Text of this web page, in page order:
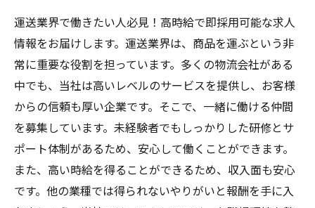
運送業界で働きたい人必見！高時給で即採用可能な求人
情報をお届けします。運送業界は、商品を運ぶという非
常に重要な役割を担っています。多くの物流会社がある
中でも、当社は高いレベルのサービスを提供し、お客様
からの信頼も厚い企業です。そこで、一緒に働ける仲間
を募集しています。未経験者でもしっかりした研修とサ
ポート体制があるため、安心して働くことができます。
また、高い時給を得ることができるため、収入面も安心
です。他の業種では得られないやりがいと報酬を手に入